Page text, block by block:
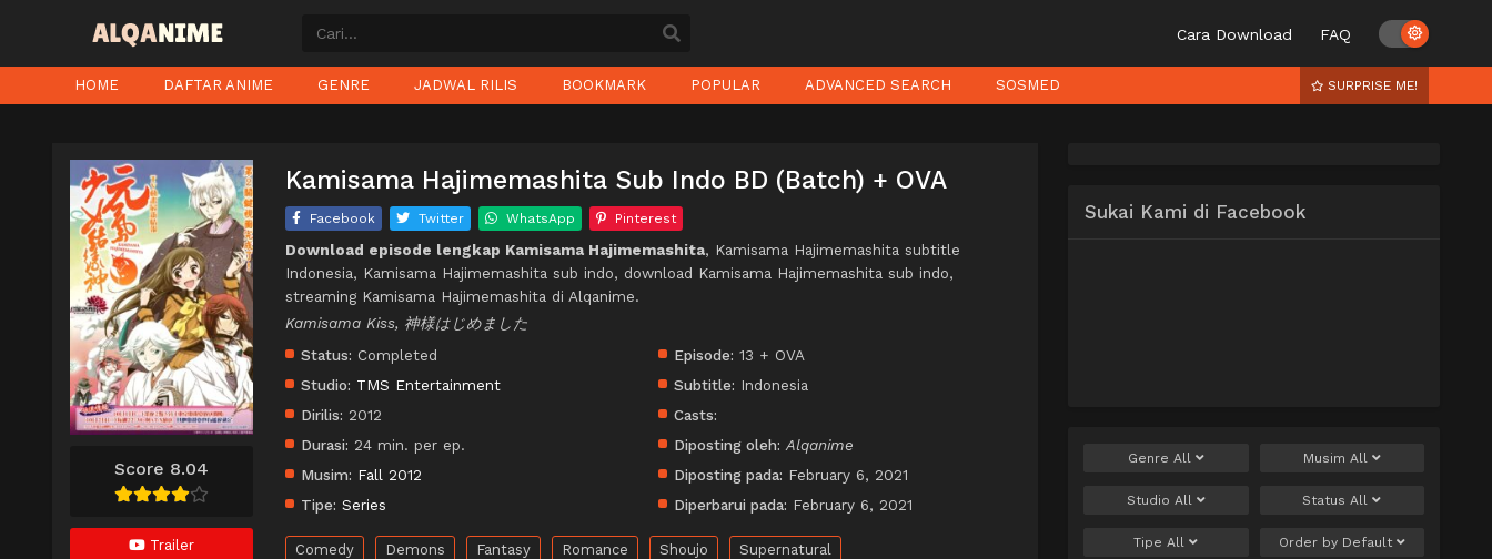
Cara Download FAQ
HOME DAFTAR ANIME GENRE JADWAL RILIS BOOKMARK POPULAR ADVANCED SEARCH SOSMED SURPRISE ME!
Score 8.04
Trailer
Kamisama Hajimemashita Sub Indo BD (Batch) + OVA
Facebook Twitter WhatsApp Pinterest
Download episode lengkap Kamisama Hajimemashita, Kamisama Hajimemashita subtitle
Indonesia, Kamisama Hajimemashita sub indo, download Kamisama Hajimemashita sub indo,
streaming Kamisama Hajimemashita di Alqanime.
Kamisama Kiss, 神様はじめました
Status: Completed
Studio: TMS Entertainment
Dirilis: 2012
Durasi: 24 min. per ep.
Musim: Fall 2012
Tipe: Series
Episode: 13 + OVA
Subtitle: Indonesia
Casts:
Diposting oleh: Alqanime
Diposting pada: February 6, 2021
Diperbarui pada: February 6, 2021
Comedy Demons Fantasy Romance Shoujo Supernatural
Sukai Kami di Facebook
Genre All Musim All
Studio All StatusAll
TipeAll Order by Default